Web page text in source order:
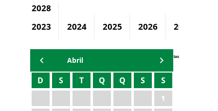
2028
2023
2024 2025 2026 2027
Agenda Secretárias
Abril
D S T Q Q S S
1